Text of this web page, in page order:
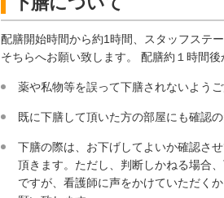
配膳開始時間から約1時間、スタッフステ
そちらへお願い致します。 配膳約１時間後
薬や私物等を誤って下膳されないようご
既に下膳して頂いた方の部屋にも確認
下膳の際は、お下げしてよいか確認さ
頂きます。ただし、判断しかねる場合
ですが、看護師に声をかけていただく